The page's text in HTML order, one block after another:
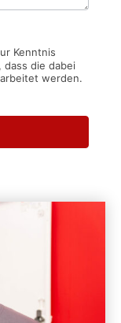
Kenntnis
dass die dabei
werden.